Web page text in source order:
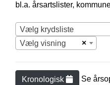
bl.a. årsartslister,
Vælg krydsliste
×
Vælg visning
Kronologisk Se